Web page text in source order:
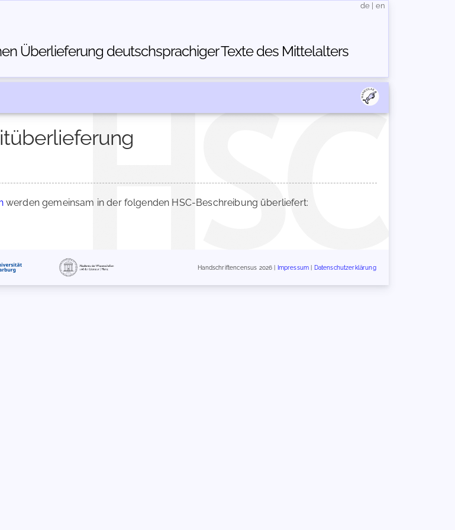
Über­lieferung deutschsprachiger Texte des Mittelalters
de en
werden gemeinsam in der folgenden HSC-Beschreibung überliefert:
Handschriftencensus 2026 | Impressum Datenschutzerklärung